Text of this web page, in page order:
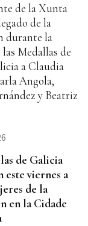
de la Xunta
de la
durante la
Medallas de
a Claudia
Angola,
y Beatriz
de Galicia
este viernes a
de la
en la Cidade